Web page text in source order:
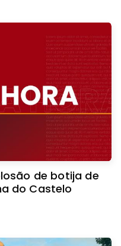
de botija de
do Castelo